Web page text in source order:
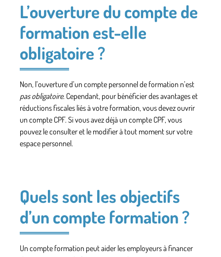
L’ouverture du compte de
formation est-elle
obligatoire ?
Non, l’ouverture d’un compte personnel de formation n’est
pas obligatoire. Cependant, pour bénéficier des avantages et
réductions fiscales liés à votre formation, vous devez ouvrir
un compte CPF. Si vous avez déjà un compte CPF, vous
pouvez le consulter et le modifier à tout moment sur votre
espace personnel.
Quels sont les objectifs
d’un compte formation ?
Un compte formation peut aider les employeurs à financer